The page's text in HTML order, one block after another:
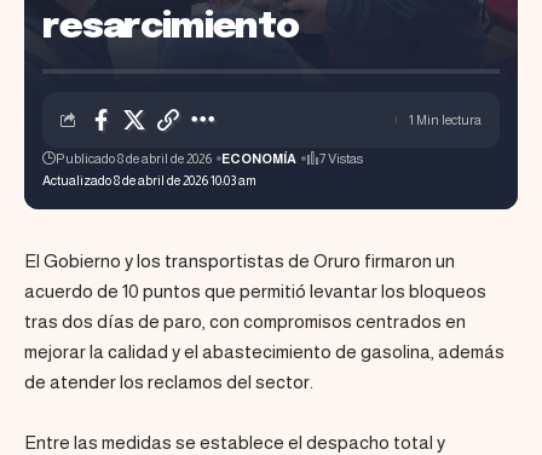
resarcimiento
Actualizado 8 de abril de 2026 10:03 am
Publicado 8 de abril de 2026 ECONOMÍA 7 Vistas
1 Min lectura
El Gobierno y los transportistas de Oruro firmaron un
acuerdo de 10 puntos que permitió levantar los bloqueos
tras dos días de paro, con compromisos centrados en
mejorar la calidad y el abastecimiento de gasolina, además
de atender los reclamos del sector.
Entre las medidas se establece el despacho total y